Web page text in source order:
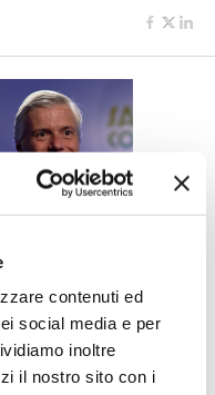
contenuti ed
social media e per
inoltre
il nostro sito con i
di Intesa
in modalità